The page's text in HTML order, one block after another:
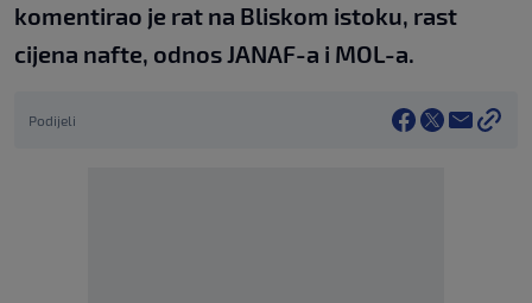
komentirao je rat na Bliskom istoku, rast
cijena nafte, odnos JANAF-a i MOL-a.
Podijeli